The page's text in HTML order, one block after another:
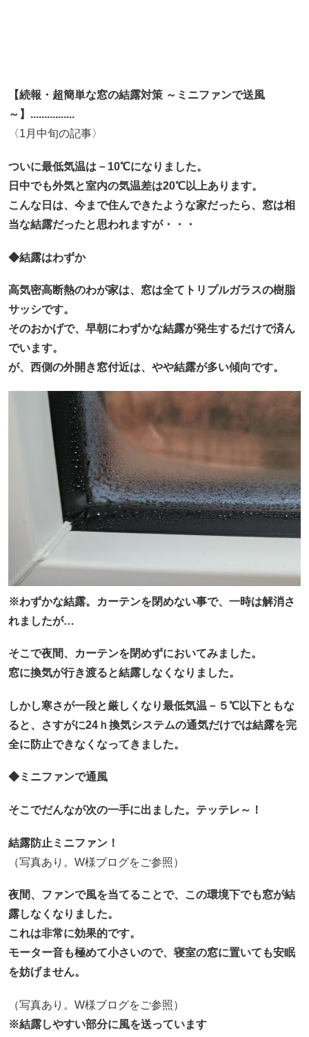
【続報・超簡単な窓の結露対策 ～ミニファンで送風
～】................
〈1月中旬の記事〉
ついに最低気温は－10℃になりました。
日中でも外気と室内の気温差は20℃以上あります。
こんな日は、今まで住んできたような家だったら、窓は相
当な結露だったと思われますが・・・
◆結露はわずか
高気密高断熱のわが家は、窓は全てトリプルガラスの樹脂
サッシです。
そのおかげで、早朝にわずかな結露が発生するだけで済ん
でいます。
が、西側の外開き窓付近は、やや結露が多い傾向です。
※わずかな結露。カーテンを閉めない事で、一時は解消さ
れましたが…
そこで夜間、カーテンを閉めずにおいてみました。
窓に換気が行き渡ると結露しなくなりました。
しかし寒さが一段と厳しくなり最低気温－５℃以下ともな
ると、さすがに24ｈ換気システムの通気だけでは結露を完
全に防止できなくなってきました。
◆ミニファンで通風
そこでだんなが次の一手に出ました。テッテレ～！
結露防止ミニファン！
（写真あり。W様ブログをご参照）
夜間、ファンで風を当てることで、この環境下でも窓が結
露しなくなりました。
これは非常に効果的です。
モーター音も極めて小さいので、寝室の窓に置いても安眠
を妨げません。
（写真あり。W様ブログをご参照）
※結露しやすい部分に風を送っています